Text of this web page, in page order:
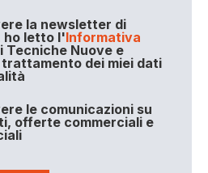
la newsletter di
ho letto l'Informativa
Tecniche Nuove e
dei miei dati
le comunicazioni su
offerte commerciali e